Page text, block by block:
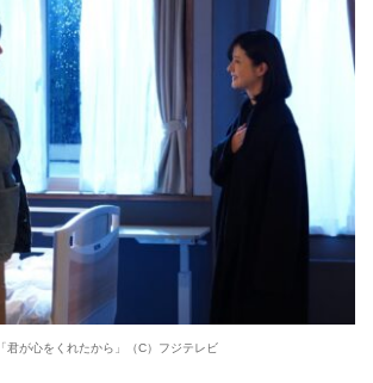
「君が心をくれたから」（C）フジテレビ